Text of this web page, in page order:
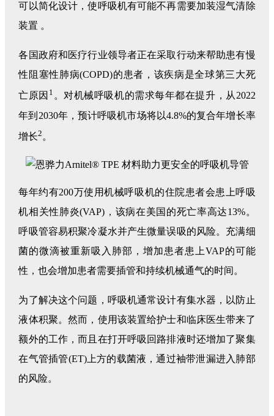
可以简化设计，使呼吸机有可能不再需要加装湿气清除
装置 。
各国政府和医疗行业领导者正在采取行动来帮助患有慢
性阻塞性肺病(COPD)的患者，该疾病是全球第三大死
亡原因 1 。对机械呼吸机的需求每年都在提升，从2022
年到2030年，预计呼吸机市场将以4.8%的复合年增长率
增长2 。
每年约有200万使用机械呼吸机的住院患者会患上呼吸
机相关性肺炎(VAP)，该病在美国的死亡率高达13%。
呼吸管容易积聚冷凝水并产生微量误吸的风险。充满细
菌的微滴被重新吸入肺部，增加患者患上VAP的可能
性，也会增加患者需要插管和持续机械通气的时间。
为了解决这个问题，呼吸机通常设计有集水器，以防止
液体积聚。然而，使用该装置给护士和临床医生带来了
额外的工作，而且在打开呼吸回路排液时还增加了聚集
在气管插管(ET)上方的载菌液，通过袖带泄漏进入肺部
的风险。